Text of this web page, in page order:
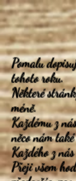
Pomalu
tohoto roku.
Některé
méně.
Každému z
něco nám
Každého z
Přeji všem